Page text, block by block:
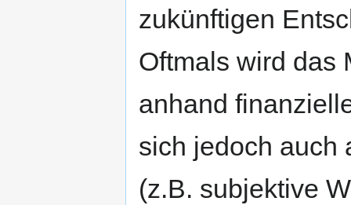
zukünftigen
Oftmals wird das
anhand
sich jedoch auch
(z.B. subjektive